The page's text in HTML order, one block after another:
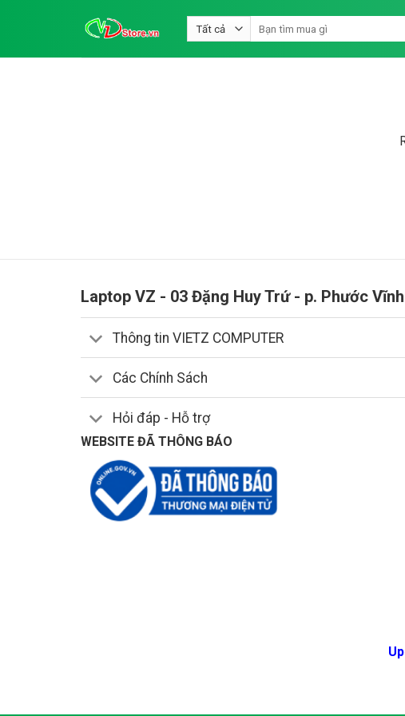
kiếm:
Laptop VZ - 03 Đặng Huy Trứ - p. Phước
Thông tin VIETZ COMPUTER
Các Chính Sách
Hỏi đáp - Hỗ trợ
WEBSITE ĐÃ THÔNG BÁO